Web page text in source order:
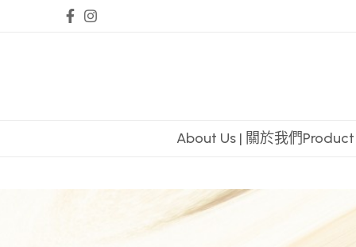
About Us | 關於我們